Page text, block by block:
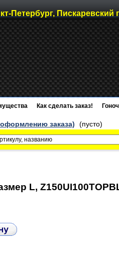
Петербург, Пискаревский
Как сделать заказ!
заказа) (пусто)
L,